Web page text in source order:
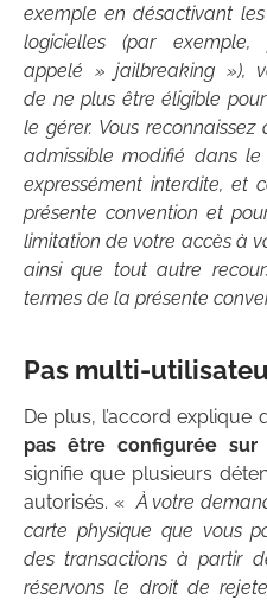
exemple en désactivant
logicielles (par
appelé » jailbreaking »),
de ne plus être éligible
le gérer. Vous reconnaissez
admissible modifié dans
expressément interdite, et
présente convention et
limitation de votre accès à
ainsi que tout autre
termes de la présente
Pas multi-
De plus, l’accord explique
pas être configurée sur
signifie que plusieurs
autorisés. «À votre
carte physique que vous
des transactions à partir
réservons le droit de